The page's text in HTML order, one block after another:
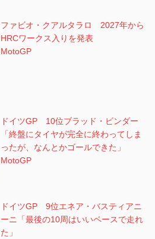
ファビオ・クアルタラロ 2027年から
HRCワークス入りを発表
MotoGP
ドイツGP 10位ブラッド・ビンダー
「終盤にタイヤが完全に終わってしま
ったが、なんとかゴールできた」
MotoGP
ドイツGP 9位エネア・バスティアニ
ーニ「最後の10周はいいペースで走れ
た」